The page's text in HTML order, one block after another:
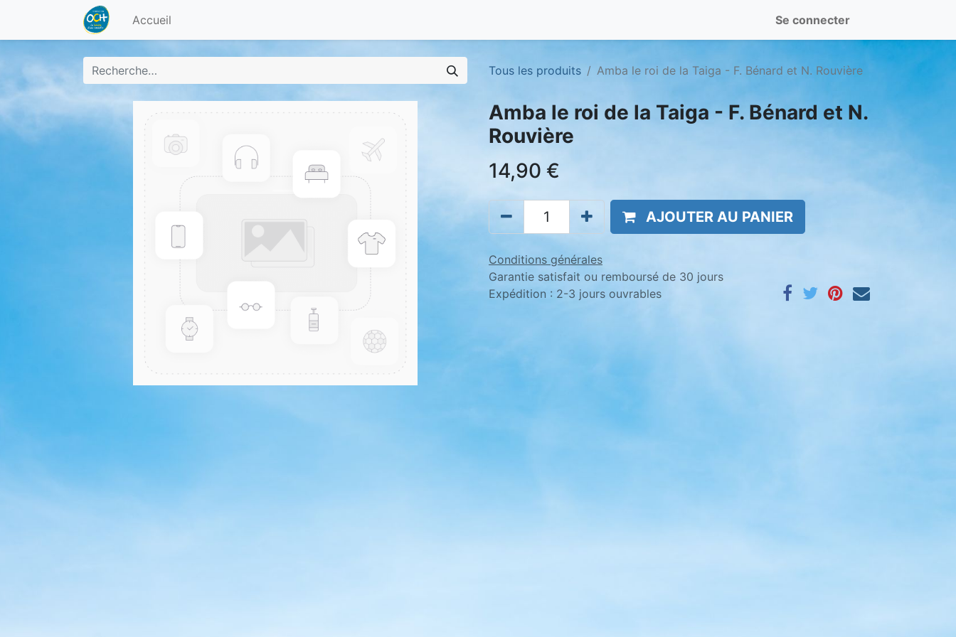
Accueil Se connecter
Tous les produits Amba le roi de la Taiga - F. Bénard et N. Rouvière
Amba le roi de la Taiga - F. Bénard et N.
Rouvière
14,90 €
AJOUTER AU PANIER
Conditions générales
Garantie satisfait ou remboursé de 30 jours
Expédition : 2-3 jours ouvrables